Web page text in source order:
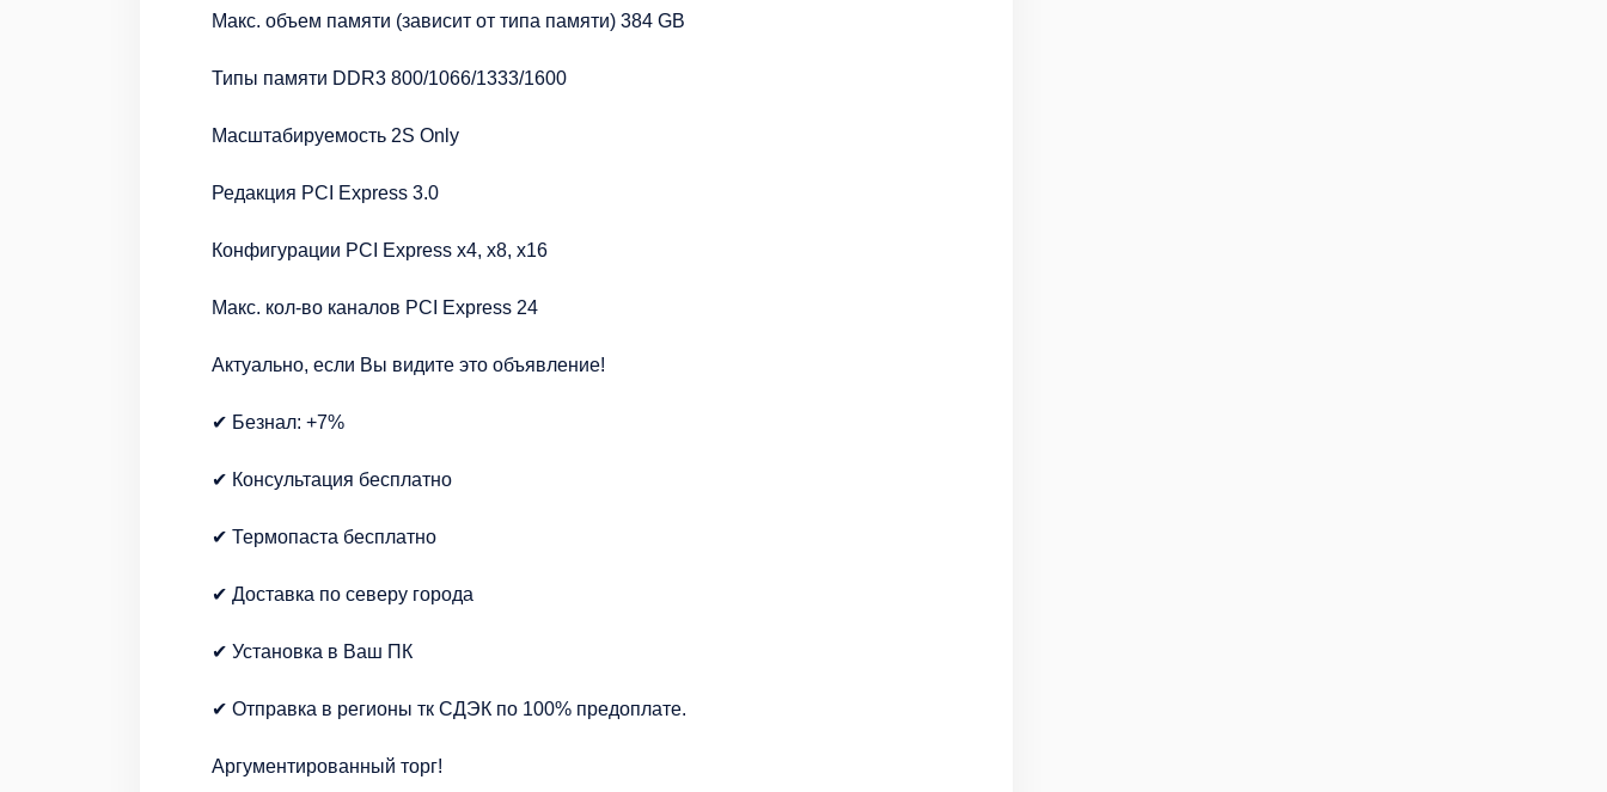
Макс. объем памяти (зависит от типа памяти) 384 GB
Типы памяти DDR3 800/1066/1333/1600
Масштабируемость 2S Only
Редакция PCI Express 3.0
Конфигурации PCI Express x4, x8, x16
Макс. кол-во каналов PCI Express 24
Актуально, если Вы видите это объявление!
✔ Безнал: +7%
✔ Консультация бесплатно
✔ Термопаста бесплатно
✔ Доставка по северу города
✔ Установка в Ваш ПК
✔ Отправка в регионы тк СДЭК по 100% предоплате.
Аргументированный торг!